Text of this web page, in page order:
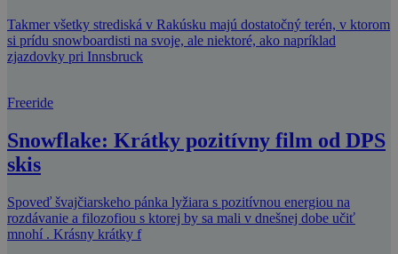
Takmer všetky strediská v Rakúsku majú dostatočný terén, v ktorom
si prídu snowboardisti na svoje, ale niektoré, ako napríklad
zjazdovky pri Innsbruck
Freeride
Snowflake: Krátky pozitívny film od DPS
skis
Spoveď švajčiarskeho pánka lyžiara s pozitívnou energiou na
rozdávanie a filozofiou s ktorej by sa mali v dnešnej dobe učiť
mnohí . Krásny krátky f